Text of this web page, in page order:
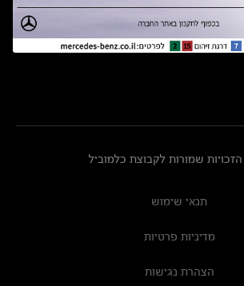
שמורות לקבוצת כלמוביל
תנאי שימוש
מדיניות פרטיות
הצהרת נגישות